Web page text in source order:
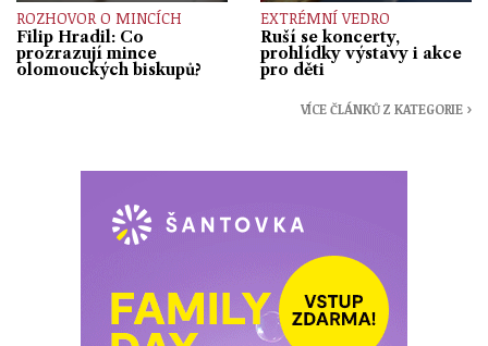
ROZHOVOR O MINCÍCH
Filip Hradil: Co
prozrazují mince
olomouckých biskupů?
EXTRÉMNÍ VEDRO
Ruší se koncerty,
prohlídky výstavy i akce
pro děti
VÍCE ČLÁNKŮ Z KATEGORIE ›